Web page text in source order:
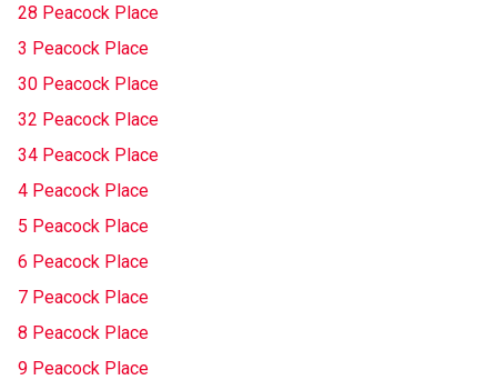
28 Peacock Place
3 Peacock Place
30 Peacock Place
32 Peacock Place
34 Peacock Place
4 Peacock Place
5 Peacock Place
6 Peacock Place
7 Peacock Place
8 Peacock Place
9 Peacock Place